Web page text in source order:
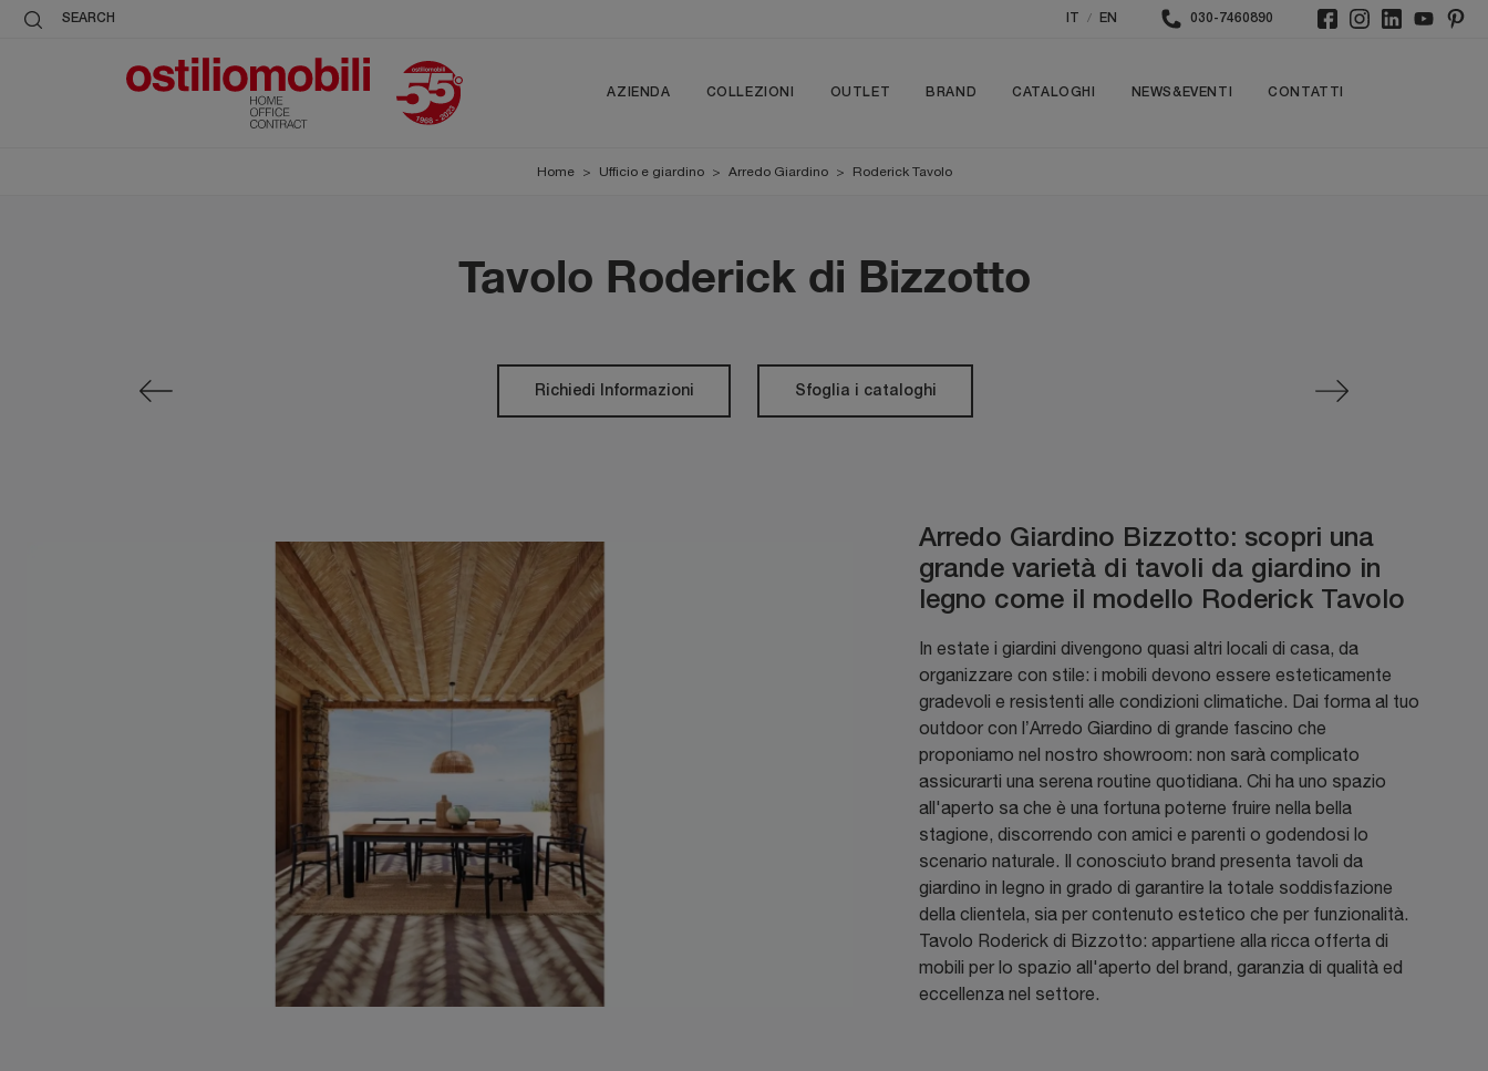
SEARCH / EN 030-7460890
AZIENDA COLLEZIONI OUTLET BRAND CATALOGHI NEWS&EVENTI CONTATTI
Home > Ufficio e giardino > Arredo Giardino > Roderick Tavolo
Tavolo Roderick di Bizzotto
Richiedi Informazioni Sfoglia i cataloghi
Arredo Giardino Bizzotto: scopri una
grande varietà di tavoli da giardino in
legno come il modello Roderick Tavolo
In estate i giardini divengono quasi altri locali di casa, da
organizzare con stile: i mobili devono essere esteticamente
gradevoli e resistenti alle condizioni climatiche. Dai forma al tuo
outdoor con l’Arredo Giardino di grande fascino che
proponiamo nel nostro showroom: non sarà complicato
assicurarti una serena routine quotidiana. Chi ha uno spazio
all'aperto sa che è una fortuna poterne fruire nella bella
stagione, discorrendo con amici e parenti o godendosi lo
scenario naturale. Il conosciuto brand presenta tavoli da
giardino in legno in grado di garantire la totale soddisfazione
della clientela, sia per contenuto estetico che per funzionalità.
Tavolo Roderick di Bizzotto: appartiene alla ricca offerta di
mobili per lo spazio all'aperto del brand, garanzia di qualità ed
eccellenza nel settore.